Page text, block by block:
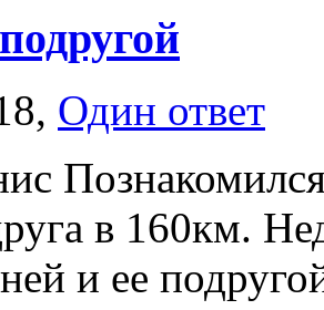
Один ответ
в 160км.
и ее